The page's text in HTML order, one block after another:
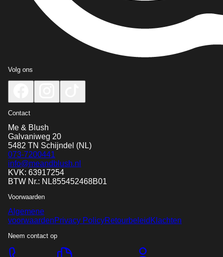
Volg ons
Contact
Me & Blush
Galvaniweg 20
5482 TN Schijndel (NL)
073-7200441
info@meandblush.nl
KVK: 63917254
BTW Nr.: NL855452468B01
Voorwaarden
Algemene
voorwaardenPrivacy PolicyRetourbeleid Klachten
Neem contact op